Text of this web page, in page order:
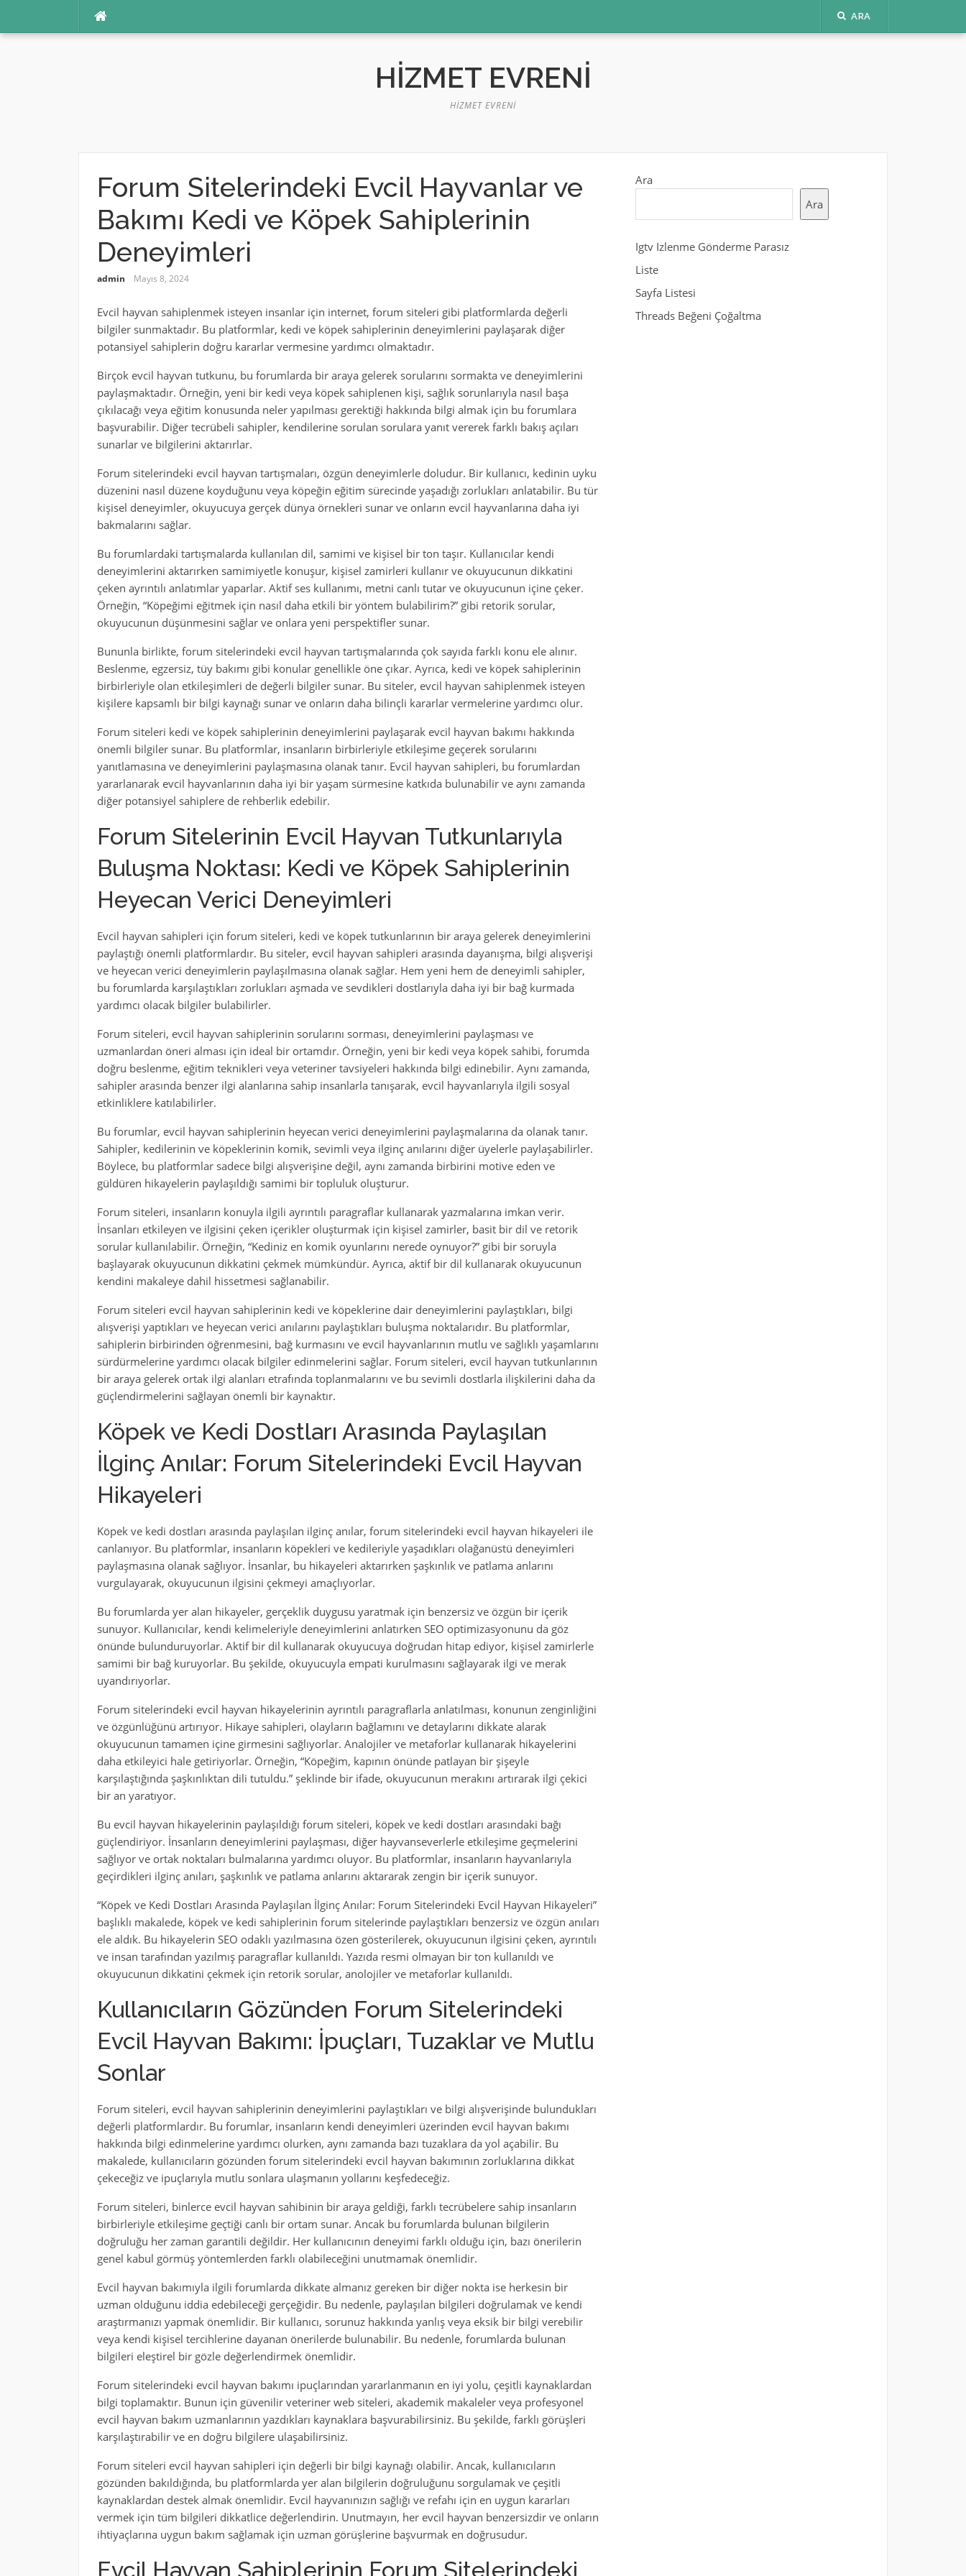
ARA
HIZMET EVRENI
HIZMET EVRENI
Forum Sitelerindeki Evcil Hayvanlar ve
Bakımı Kedi ve Köpek Sahiplerinin
Deneyimleri
admin Mayıs 8, 2024
Evcil hayvan sahiplenmek isteyen insanlar için internet, forum siteleri gibi platformlarda değerli
bilgiler sunmaktadır. Bu platformlar, kedi ve köpek sahiplerinin deneyimlerini paylaşarak diğer
potansiyel sahiplerin doğru kararlar vermesine yardımcı olmaktadır.
Birçok evcil hayvan tutkunu, bu forumlarda bir araya gelerek sorularını sormakta ve deneyimlerini
paylaşmaktadır. Örneğin, yeni bir kedi veya köpek sahiplenen kişi, sağlık sorunlarıyla nasıl başa
çıkılacağı veya eğitim konusunda neler yapılması gerektiği hakkında bilgi almak için bu forumlara
başvurabilir. Diğer tecrübeli sahipler, kendilerine sorulan sorulara yanıt vererek farklı bakış açıları
sunarlar ve bilgilerini aktarırlar.
Forum sitelerindeki evcil hayvan tartışmaları, özgün deneyimlerle doludur. Bir kullanıcı, kedinin uyku
düzenini nasıl düzene koyduğunu veya köpeğin eğitim sürecinde yaşadığı zorlukları anlatabilir. Bu tür
kişisel deneyimler, okuyucuya gerçek dünya örnekleri sunar ve onların evcil hayvanlarına daha iyi
bakmalarını sağlar.
Bu forumlardaki tartışmalarda kullanılan dil, samimi ve kişisel bir ton taşır. Kullanıcılar kendi
deneyimlerini aktarırken samimiyetle konuşur, kişisel zamirleri kullanır ve okuyucunun dikkatini
çeken ayrıntılı anlatımlar yaparlar. Aktif ses kullanımı, metni canlı tutar ve okuyucunun içine çeker.
Örneğin, “Köpeğimi eğitmek için nasıl daha etkili bir yöntem bulabilirim?” gibi retorik sorular,
okuyucunun düşünmesini sağlar ve onlara yeni perspektifler sunar.
Bununla birlikte, forum sitelerindeki evcil hayvan tartışmalarında çok sayıda farklı konu ele alınır.
Beslenme, egzersiz, tüy bakımı gibi konular genellikle öne çıkar. Ayrıca, kedi ve köpek sahiplerinin
birbirleriyle olan etkileşimleri de değerli bilgiler sunar. Bu siteler, evcil hayvan sahiplenmek isteyen
kişilere kapsamlı bir bilgi kaynağı sunar ve onların daha bilinçli kararlar vermelerine yardımcı olur.
Forum siteleri kedi ve köpek sahiplerinin deneyimlerini paylaşarak evcil hayvan bakımı hakkında
önemli bilgiler sunar. Bu platformlar, insanların birbirleriyle etkileşime geçerek sorularını
yanıtlamasına ve deneyimlerini paylaşmasına olanak tanır. Evcil hayvan sahipleri, bu forumlardan
yararlanarak evcil hayvanlarının daha iyi bir yaşam sürmesine katkıda bulunabilir ve aynı zamanda
diğer potansiyel sahiplere de rehberlik edebilir.
Forum Sitelerinin Evcil Hayvan Tutkunlarıyla
Buluşma Noktası: Kedi ve Köpek Sahiplerinin
Heyecan Verici Deneyimleri
Evcil hayvan sahipleri için forum siteleri, kedi ve köpek tutkunlarının bir araya gelerek deneyimlerini
paylaştığı önemli platformlardır. Bu siteler, evcil hayvan sahipleri arasında dayanışma, bilgi alışverişi
ve heyecan verici deneyimlerin paylaşılmasına olanak sağlar. Hem yeni hem de deneyimli sahipler,
bu forumlarda karşılaştıkları zorlukları aşmada ve sevdikleri dostlarıyla daha iyi bir bağ kurmada
yardımcı olacak bilgiler bulabilirler.
Forum siteleri, evcil hayvan sahiplerinin sorularını sorması, deneyimlerini paylaşması ve
uzmanlardan öneri alması için ideal bir ortamdır. Örneğin, yeni bir kedi veya köpek sahibi, forumda
doğru beslenme, eğitim teknikleri veya veteriner tavsiyeleri hakkında bilgi edinebilir. Aynı zamanda,
sahipler arasında benzer ilgi alanlarına sahip insanlarla tanışarak, evcil hayvanlarıyla ilgili sosyal
etkinliklere katılabilirler.
Bu forumlar, evcil hayvan sahiplerinin heyecan verici deneyimlerini paylaşmalarına da olanak tanır.
Sahipler, kedilerinin ve köpeklerinin komik, sevimli veya ilginç anılarını diğer üyelerle paylaşabilirler.
Böylece, bu platformlar sadece bilgi alışverişine değil, aynı zamanda birbirini motive eden ve
güldüren hikayelerin paylaşıldığı samimi bir topluluk oluşturur.
Forum siteleri, insanların konuyla ilgili ayrıntılı paragraflar kullanarak yazmalarına imkan verir.
İnsanları etkileyen ve ilgisini çeken içerikler oluşturmak için kişisel zamirler, basit bir dil ve retorik
sorular kullanılabilir. Örneğin, “Kediniz en komik oyunlarını nerede oynuyor?” gibi bir soruyla
başlayarak okuyucunun dikkatini çekmek mümkündür. Ayrıca, aktif bir dil kullanarak okuyucunun
kendini makaleye dahil hissetmesi sağlanabilir.
Forum siteleri evcil hayvan sahiplerinin kedi ve köpeklerine dair deneyimlerini paylaştıkları, bilgi
alışverişi yaptıkları ve heyecan verici anılarını paylaştıkları buluşma noktalarıdır. Bu platformlar,
sahiplerin birbirinden öğrenmesini, bağ kurmasını ve evcil hayvanlarının mutlu ve sağlıklı yaşamlarını
sürdürmelerine yardımcı olacak bilgiler edinmelerini sağlar. Forum siteleri, evcil hayvan tutkunlarının
bir araya gelerek ortak ilgi alanları etrafında toplanmalarını ve bu sevimli dostlarla ilişkilerini daha da
güçlendirmelerini sağlayan önemli bir kaynaktır.
Köpek ve Kedi Dostları Arasında Paylaşılan
İlginç Anılar: Forum Sitelerindeki Evcil Hayvan
Hikayeleri
Köpek ve kedi dostları arasında paylaşılan ilginç anılar, forum sitelerindeki evcil hayvan hikayeleri ile
canlanıyor. Bu platformlar, insanların köpekleri ve kedileriyle yaşadıkları olağanüstü deneyimleri
paylaşmasına olanak sağlıyor. İnsanlar, bu hikayeleri aktarırken şaşkınlık ve patlama anlarını
vurgulayarak, okuyucunun ilgisini çekmeyi amaçlıyorlar.
Bu forumlarda yer alan hikayeler, gerçeklik duygusu yaratmak için benzersiz ve özgün bir içerik
sunuyor. Kullanıcılar, kendi kelimeleriyle deneyimlerini anlatırken SEO optimizasyonunu da göz
önünde bulunduruyorlar. Aktif bir dil kullanarak okuyucuya doğrudan hitap ediyor, kişisel zamirlerle
samimi bir bağ kuruyorlar. Bu şekilde, okuyucuyla empati kurulmasını sağlayarak ilgi ve merak
uyandırıyorlar.
Forum sitelerindeki evcil hayvan hikayelerinin ayrıntılı paragraflarla anlatılması, konunun zenginliğini
ve özgünlüğünü artırıyor. Hikaye sahipleri, olayların bağlamını ve detaylarını dikkate alarak
okuyucunun tamamen içine girmesini sağlıyorlar. Analojiler ve metaforlar kullanarak hikayelerini
daha etkileyici hale getiriyorlar. Örneğin, “Köpeğim, kapının önünde patlayan bir şişeyle
karşılaştığında şaşkınlıktan dili tutuldu.” şeklinde bir ifade, okuyucunun merakını artırarak ilgi çekici
bir an yaratıyor.
Bu evcil hayvan hikayelerinin paylaşıldığı forum siteleri, köpek ve kedi dostları arasındaki bağı
güçlendiriyor. İnsanların deneyimlerini paylaşması, diğer hayvanseverlerle etkileşime geçmelerini
sağlıyor ve ortak noktaları bulmalarına yardımcı oluyor. Bu platformlar, insanların hayvanlarıyla
geçirdikleri ilginç anıları, şaşkınlık ve patlama anlarını aktararak zengin bir içerik sunuyor.
“Köpek ve Kedi Dostları Arasında Paylaşılan İlginç Anılar: Forum Sitelerindeki Evcil Hayvan Hikayeleri”
başlıklı makalede, köpek ve kedi sahiplerinin forum sitelerinde paylaştıkları benzersiz ve özgün anıları
ele aldık. Bu hikayelerin SEO odaklı yazılmasına özen gösterilerek, okuyucunun ilgisini çeken, ayrıntılı
ve insan tarafından yazılmış paragraflar kullanıldı. Yazıda resmi olmayan bir ton kullanıldı ve
okuyucunun dikkatini çekmek için retorik sorular, anolojiler ve metaforlar kullanıldı.
Kullanıcıların Gözünden Forum Sitelerindeki
Evcil Hayvan Bakımı: İpuçları, Tuzaklar ve Mutlu
Sonlar
Forum siteleri, evcil hayvan sahiplerinin deneyimlerini paylaştıkları ve bilgi alışverişinde bulundukları
değerli platformlardır. Bu forumlar, insanların kendi deneyimleri üzerinden evcil hayvan bakımı
hakkında bilgi edinmelerine yardımcı olurken, aynı zamanda bazı tuzaklara da yol açabilir. Bu
makalede, kullanıcıların gözünden forum sitelerindeki evcil hayvan bakımının zorluklarına dikkat
çekeceğiz ve ipuçlarıyla mutlu sonlara ulaşmanın yollarını keşfedeceğiz.
Forum siteleri, binlerce evcil hayvan sahibinin bir araya geldiği, farklı tecrübelere sahip insanların
birbirleriyle etkileşime geçtiği canlı bir ortam sunar. Ancak bu forumlarda bulunan bilgilerin
doğruluğu her zaman garantili değildir. Her kullanıcının deneyimi farklı olduğu için, bazı önerilerin
genel kabul görmüş yöntemlerden farklı olabileceğini unutmamak önemlidir.
Evcil hayvan bakımıyla ilgili forumlarda dikkate almanız gereken bir diğer nokta ise herkesin bir
uzman olduğunu iddia edebileceği gerçeğidir. Bu nedenle, paylaşılan bilgileri doğrulamak ve kendi
araştırmanızı yapmak önemlidir. Bir kullanıcı, sorunuz hakkında yanlış veya eksik bir bilgi verebilir
veya kendi kişisel tercihlerine dayanan önerilerde bulunabilir. Bu nedenle, forumlarda bulunan
bilgileri eleştirel bir gözle değerlendirmek önemlidir.
Forum sitelerindeki evcil hayvan bakımı ipuçlarından yararlanmanın en iyi yolu, çeşitli kaynaklardan
bilgi toplamaktır. Bunun için güvenilir veteriner web siteleri, akademik makaleler veya profesyonel
evcil hayvan bakım uzmanlarının yazdıkları kaynaklara başvurabilirsiniz. Bu şekilde, farklı görüşleri
karşılaştırabilir ve en doğru bilgilere ulaşabilirsiniz.
Forum siteleri evcil hayvan sahipleri için değerli bir bilgi kaynağı olabilir. Ancak, kullanıcıların
gözünden bakıldığında, bu platformlarda yer alan bilgilerin doğruluğunu sorgulamak ve çeşitli
kaynaklardan destek almak önemlidir. Evcil hayvanınızın sağlığı ve refahı için en uygun kararları
vermek için tüm bilgileri dikkatlice değerlendirin. Unutmayın, her evcil hayvan benzersizdir ve onların
ihtiyaçlarına uygun bakım sağlamak için uzman görüşlerine başvurmak en doğrusudur.
Evcil Hayvan Sahiplerinin Forum Sitelerindeki
Ara
Ara
Igtv Izlenme Gönderme Parasız
Liste
Sayfa Listesi
Threads Beğeni Çoğaltma